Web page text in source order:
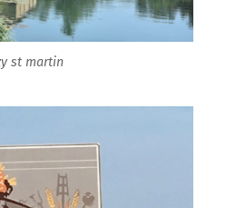
st martin